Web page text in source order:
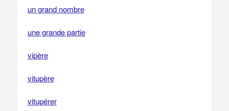
un grand nombre
une grande partie
vipère
vitupère
vitupérer